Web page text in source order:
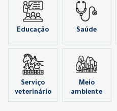
Educação Saúde
Serviço
veterinário
Meio
ambiente